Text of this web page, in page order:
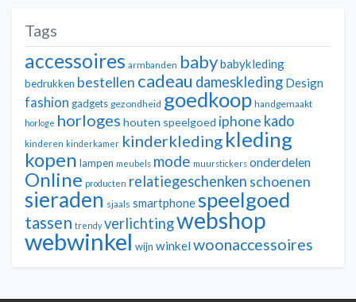
Tags
accessoires armbanden babybabykleding
bedrukken bestellen cadeau dameskleding Design
fashion gadgets gezondheid goedkoop handgemaakt
horloge horloges houten speelgoed iphone kado
kinderen kinderkamer kinderkleding kleding
kopen lampen meubels mode muurstickers onderdelen
Online producten relatiegeschenken schoenen
sieraden sjaals smartphonespeelgoed
tassen trendy verlichtingwebshop
webwinkel wijn winkelwoonaccessoires